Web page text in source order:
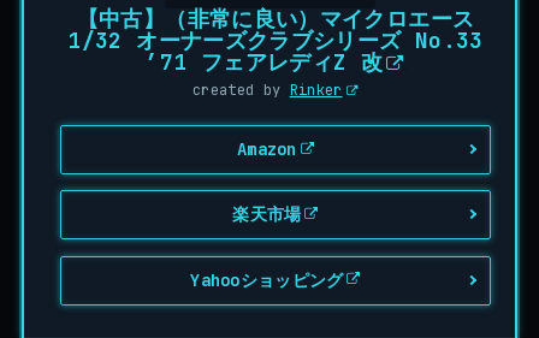
【中古】（非常に良い）マイクロエース
1/32 オーナーズクラブシリーズ No.33
’71 フェアレディZ 改
created by Rinker
Amazon
楽天市場
Yahooショッピング